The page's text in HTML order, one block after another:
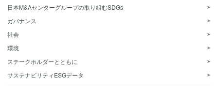
日本M&Aセンターグループの取り組むSDGs
ガバナンス
社会
環境
ステークホルダーとともに
サステナビリティESGデータ